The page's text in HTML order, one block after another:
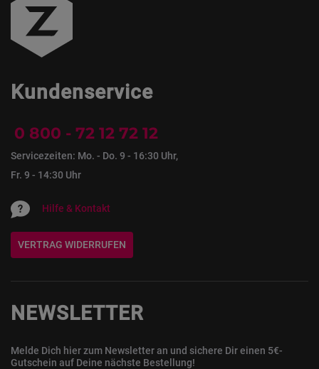
Kundenservice
0 800 - 72 12 72 12
Servicezeiten: Mo. - Do. 9 - 16:30 Uhr,
Fr. 9 - 14:30 Uhr
Hilfe & Kontakt
VERTRAG WIDERRUFEN
NEWSLETTER
Melde Dich hier zum Newsletter an und sichere Dir einen 5€-
Gutschein auf Deine nächste Bestellung!